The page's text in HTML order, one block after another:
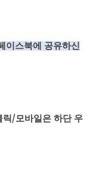
이스북에 공유하신
릭 /모바일은 하단 우